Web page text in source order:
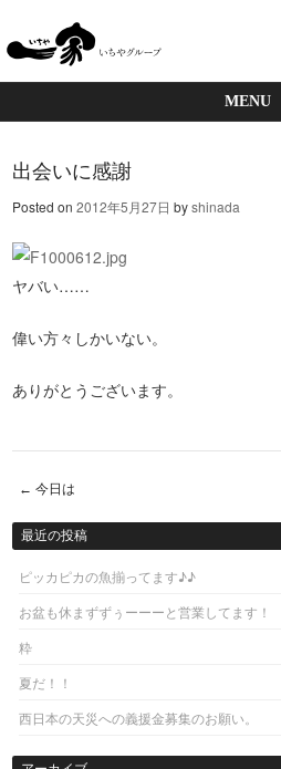
MENU
出会いに感謝
Posted on2012年5月27日 byshinada
ヤバい……
偉い方々しかいない。
ありがとうございます。
Post navigation
← 今日は
最近の投稿
ピッカピカの魚揃ってます♪♪
お盆も休まずずぅーーーと営業してます！
粋
夏だ！！
西日本の天災への義援金募集のお願い。